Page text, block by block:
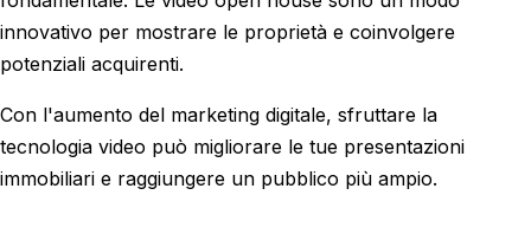
innovativo per mostrare le proprietà e coinvolgere
potenziali acquirenti.
Con l'aumento del marketing digitale, sfruttare la
tecnologia video può migliorare le tue presentazioni
immobiliari e raggiungere un pubblico più ampio.